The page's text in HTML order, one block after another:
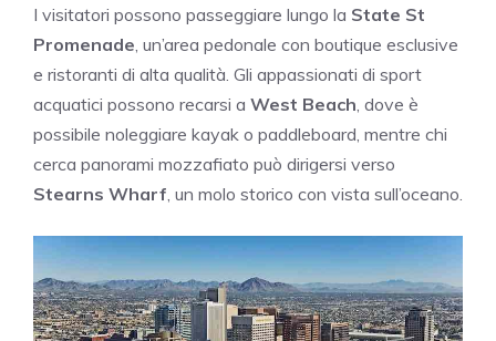
I visitatori possono passeggiare lungo la State St
Promenade , un’area pedonale con boutique esclusive
e ristoranti di alta qualità. Gli appassionati di sport
acquatici possono recarsi a West Beach , dove è
possibile noleggiare kayak o paddleboard, mentre chi
cerca panorami mozzafiato può dirigersi verso
Stearns Wharf , un molo storico con vista sull’oceano.